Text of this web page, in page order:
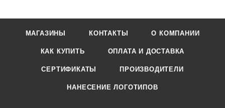
МАГАЗИНЫ КОНТАКТЫ О КОМПАНИИ
КАК КУПИТЬ ОПЛАТА И ДОСТАВКА
СЕРТИФИКАТЫ ПРОИЗВОДИТЕЛИ
НАНЕСЕНИЕ ЛОГОТИПОВ